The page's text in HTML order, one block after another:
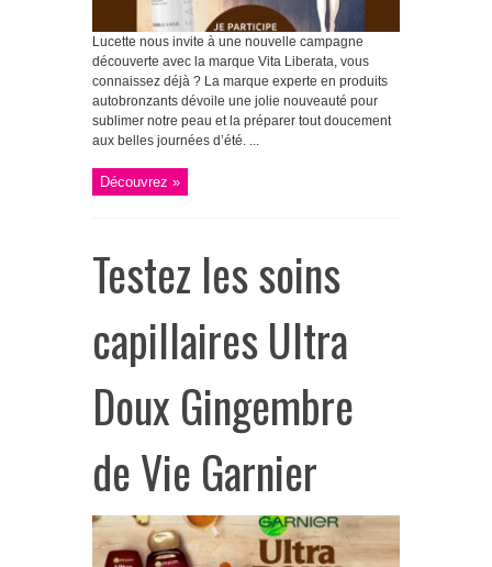
Lucette nous invite à une nouvelle campagne
découverte avec la marque Vita Liberata, vous
connaissez déjà ? La marque experte en produits
autobronzants dévoile une jolie nouveauté pour
sublimer notre peau et la préparer tout doucement
aux belles journées d’été. ...
Découvrez »
Testez les soins
capillaires Ultra
Doux Gingembre
de Vie Garnier